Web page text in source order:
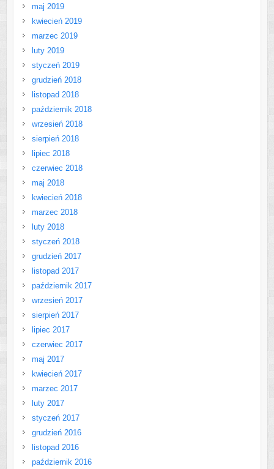
maj 2019
kwiecień 2019
marzec 2019
luty 2019
styczeń 2019
grudzień 2018
listopad 2018
październik 2018
wrzesień 2018
sierpień 2018
lipiec 2018
czerwiec 2018
maj 2018
kwiecień 2018
marzec 2018
luty 2018
styczeń 2018
grudzień 2017
listopad 2017
październik 2017
wrzesień 2017
sierpień 2017
lipiec 2017
czerwiec 2017
maj 2017
kwiecień 2017
marzec 2017
luty 2017
styczeń 2017
grudzień 2016
listopad 2016
październik 2016